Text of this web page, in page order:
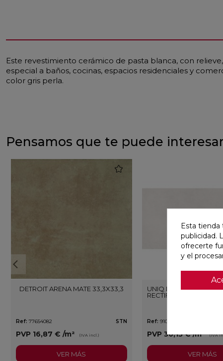
Este revestimiento cerámico de pasta blanca, con
especial a baños, cocinas, espacios residenciales y
color gris perla.
Pensamos que te puede interesar
DETROIT ARENA MATE 33,3X33,3
Ref: 77654082 STN
PVP 16,87 € /m² (IVA incl.)
favorite
VER MÁS
UNIQ MOON MATE
RECTIFICADO
Ref: 91080476
PVP 30,13 €/m² (IVA
VER MÁS
Esta tienda
publicidad.
ofrecerte
y el